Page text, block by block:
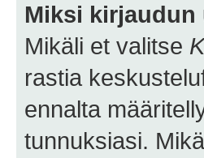
Miksi
Mikäli et valitse
rastia
ennalta
tunnuksiasi.